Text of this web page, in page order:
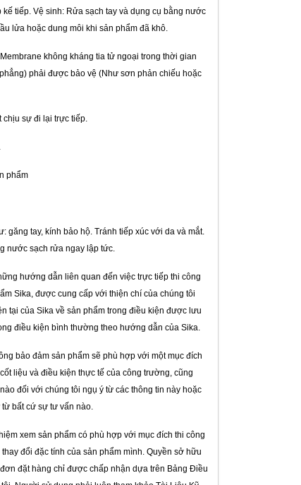
tiếp. Vệ sinh: Rửa sạch tay và dụng cụ bằng nước
lửa hoặc dung môi khi sản phẩm đã khô.
không kháng tia tử ngoại trong thời gian
phải được bảo vệ (Như sơn phản chiếu hoặc
chịu sự đi lại trực tiếp.
phẩm
găng tay, kính bảo hộ. Tránh tiếp xúc với da và mắt.
nước sạch rửa ngay lập tức.
hướng dẫn liên quan đến việc trực tiếp thi công
Sika, được cung cấp với thiện chí của chúng tôi
tại của Sika về sản phẩm trong điều kiện được lưu
điều kiện bình thường theo hướng dẫn của Sika.
bảo đảm sản phẩm sẽ phù hợp với một mục đích
liệu và điều kiện thực tế của công trường, cũng
đối với chúng tôi ngụ ý từ các thông tin này hoặc
bất cứ sự tư vấn nào.
xem sản phẩm có phù hợp với mục đích thi công
đổi đặc tính của sản phẩm mình. Quyền sở hữu
đặt hàng chỉ được chấp nhận dựa trên Bảng Điều